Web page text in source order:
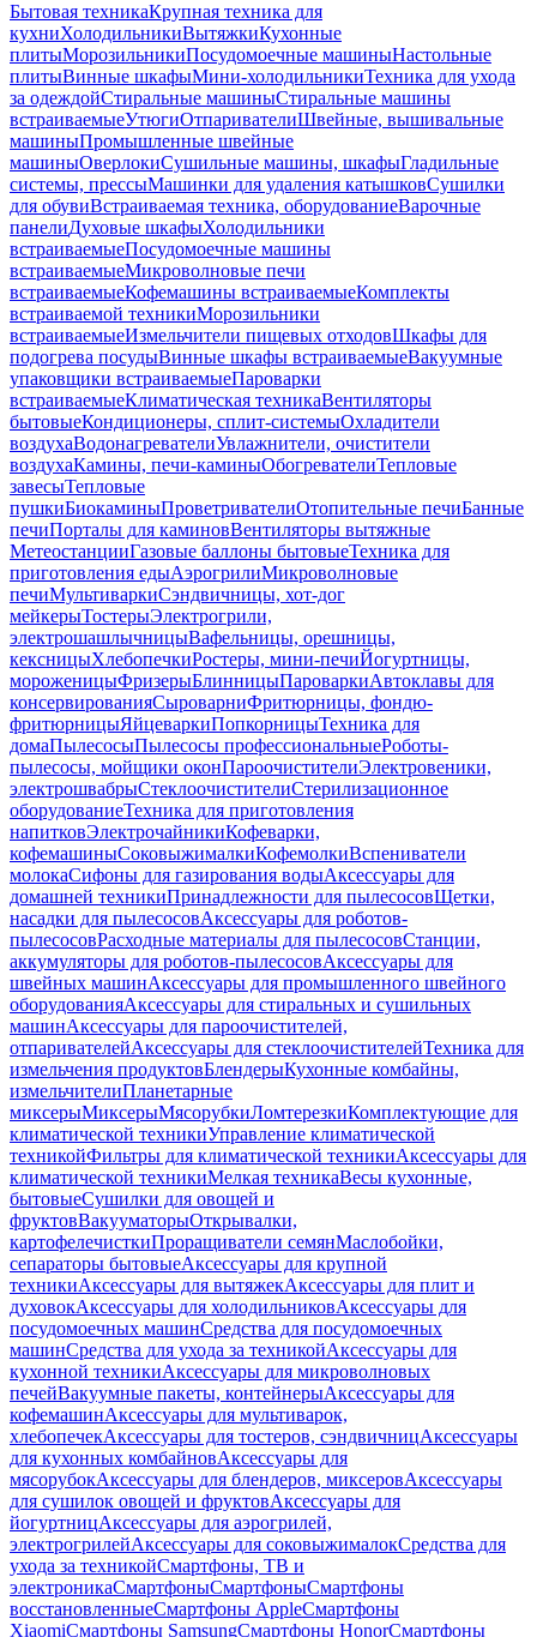
Бытовая техникаКрупная техника для
кухниХолодильникиВытяжкиКухонные
плитыМорозильникиПосудомоечные машиныНастольные
плитыВинные шкафыМини-холодильникиТехника для ухода
за одеждойСтиральные машиныСтиральные машины
встраиваемыеУтюгиОтпаривателиШвейные, вышивальные
машиныПромышленные швейные
машиныОверлокиСушильные машины, шкафыГладильные
системы, прессыМашинки для удаления катышковСушилки
для обувиВстраиваемая техника, оборудованиеВарочные
панелиДуховые шкафыХолодильники
встраиваемыеПосудомоечные машины
встраиваемыеМикроволновые печи
встраиваемыеКофемашины встраиваемыеКомплекты
встраиваемой техникиМорозильники
встраиваемыеИзмельчители пищевых отходовШкафы для
подогрева посудыВинные шкафы встраиваемыеВакуумные
упаковщики встраиваемыеПароварки
встраиваемыеКлиматическая техникаВентиляторы
бытовыеКондиционеры, сплит-системыОхладители
воздухаВодонагревателиУвлажнители, очистители
воздухаКамины, печи-каминыОбогревателиТепловые
завесыТепловые
пушкиБиокаминыПроветривателиОтопительные печиБанные
печиПорталы для каминовВентиляторы вытяжные
МетеостанцииГазовые баллоны бытовыеТехника для
приготовления едыАэрогрилиМикроволновые
печиМультиваркиСэндвичницы, хот-дог
мейкерыТостерыЭлектрогрили,
электрошашлычницыВафельницы, орешницы,
кексницыХлебопечкиРостеры, мини-печиЙогуртницы,
мороженицыФризерыБлинницыПароваркиАвтоклавы для
консервированияСыроварниФритюрницы, фондю-
фритюрницыЯйцеваркиПопкорницыТехника для
домаПылесосыПылесосы профессиональныеРоботы-
пылесосы, мойщики оконПароочистителиЭлектровеники,
электрошвабрыСтеклоочистителиСтерилизационное
оборудованиеТехника для приготовления
напитковЭлектрочайникиКофеварки,
кофемашиныСоковыжималкиКофемолкиВспениватели
молокаСифоны для газирования водыАксессуары для
домашней техникиПринадлежности для пылесосовЩетки,
насадки для пылесосовАксессуары для роботов-
пылесосовРасходные материалы для пылесосовСтанции,
аккумуляторы для роботов-пылесосовАксессуары для
швейных машинАксессуары для промышленного швейного
оборудованияАксессуары для стиральных и сушильных
машинАксессуары для пароочистителей,
отпаривателейАксессуары для стеклоочистителейТехника для
измельчения продуктовБлендерыКухонные комбайны,
измельчителиПланетарные
миксерыМиксерыМясорубкиЛомтерезкиКомплектующие для
климатической техникиУправление климатической
техникойФильтры для климатической техникиАксессуары для
климатической техникиМелкая техникаВесы кухонные,
бытовыеСушилки для овощей и
фруктовВакууматорыОткрывалки,
картофелечисткиПроращиватели семянМаслобойки,
сепараторы бытовыеАксессуары для крупной
техникиАксессуары для вытяжекАксессуары для плит и
духовокАксессуары для холодильниковАксессуары для
посудомоечных машинСредства для посудомоечных
машинСредства для ухода за техникойАксессуары для
кухонной техникиАксессуары для микроволновых
печейВакуумные пакеты, контейнерыАксессуары для
кофемашинАксессуары для мультиварок,
хлебопечекАксессуары для тостеров, сэндвичницАксессуары
для кухонных комбайновАксессуары для
мясорубокАксессуары для блендеров, миксеровАксессуары
для сушилок овощей и фруктовАксессуары для
йогуртницАксессуары для аэрогрилей,
электрогрилейАксессуары для соковыжималокСредства для
ухода за техникойСмартфоны, ТВ и
электроникаСмартфоныСмартфоныСмартфоны
восстановленныеСмартфоны AppleСмартфоны
XiaomiСмартфоны SamsungСмартфоны HonorСмартфоны